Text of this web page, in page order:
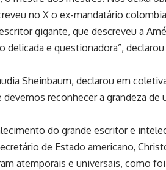
no X o ex-mandatário
gigante, que descreveu a
delicada e questionadora”,
Sheinbaum, declarou em
reconhecer a grandeza de
do grande escritor e
de Estado americano,
atemporais e universais, como